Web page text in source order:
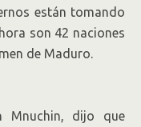
están tomando
son 42 naciones
de Maduro.
Mnuchin, dijo que